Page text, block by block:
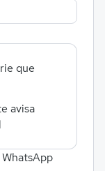
que
avisa